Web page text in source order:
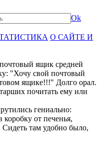
Ok
О САЙТЕ И
ящик средней
"Хочу свой почтовый
ящике!!!" Долго орал.
почитать ему или
гениально:
от печенья,
там удобно было,